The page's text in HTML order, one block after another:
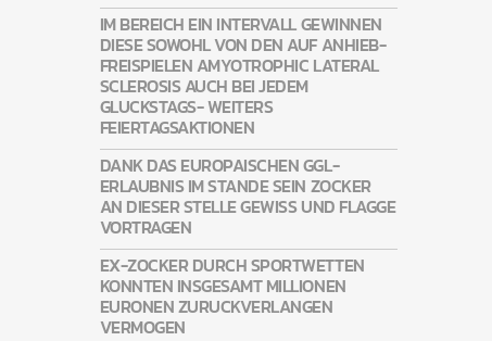
IM BEREICH EIN INTERVALL GEWINNEN
DIESE SOWOHL VON DEN AUF ANHIEB-
FREISPIELEN AMYOTROPHIC LATERAL
SCLEROSIS AUCH BEI JEDEM
GLUCKSTAGS- WEITERS
FEIERTAGSAKTIONEN
DANK DAS EUROPAISCHEN GGL-
ERLAUBNIS IM STANDE SEIN ZOCKER
AN DIESER STELLE GEWISS UND FLAGGE
VORTRAGEN
EX-ZOCKER DURCH SPORTWETTEN
KONNTEN INSGESAMT MILLIONEN
EURONEN ZURUCKVERLANGEN
VERMOGEN